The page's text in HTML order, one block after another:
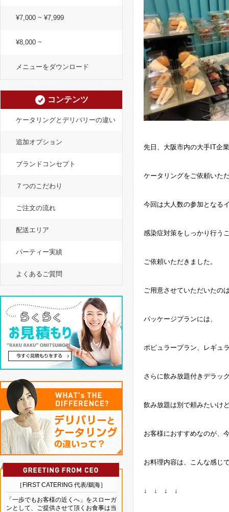
先日、大阪市内の大手IT企
ケータリングをご依頼いた
今回は大人数の参加となる
感染症対策をしっかり行う
ご依頼いただきました。
ご用意させていただいた
パッケージプランには、
ポピュラープラン、レギュ
さらに飲み放題付きデラッ
飲み放題は別で頼みたいけ
お客様におすすめなのが、
お料理内容は、こんな感じ
↓ ↓ ↓ ↓
¥7,000 ~ ¥7,999
¥8,000 ~
メニューをダウンロード
コンテンツ
ケータリングとデリバリーの違い
追加オプション
ブランドコンセプト
７つのこだわり
ご注文の流れ
配送エリア
パーティー実績
よくあるご質問
［FIRST CATERING 代表/鵜海］
「一歩でもお客様の近くへ」をスローガ
ンとして、ご提供させて頂くお食事は当